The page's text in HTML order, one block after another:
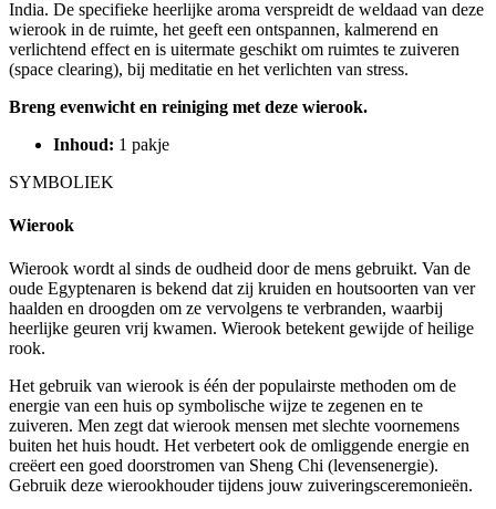
India. De specifieke heerlijke aroma verspreidt de weldaad van deze
wierook in de ruimte, het geeft een ontspannen, kalmerend en
verlichtend effect en is uitermate geschikt om ruimtes te zuiveren
(space clearing), bij meditatie en het verlichten van stress.
Breng evenwicht en reiniging met deze wierook.
Inhoud: 1 pakje
SYMBOLIEK
Wierook
Wierook wordt al sinds de oudheid door de mens gebruikt. Van de
oude Egyptenaren is bekend dat zij kruiden en houtsoorten van ver
haalden en droogden om ze vervolgens te verbranden, waarbij
heerlijke geuren vrij kwamen. Wierook betekent gewijde of heilige
rook.
Het gebruik van wierook is één der populairste methoden om de
energie van een huis op symbolische wijze te zegenen en te
zuiveren. Men zegt dat wierook mensen met slechte voornemens
buiten het huis houdt. Het verbetert ook de omliggende energie en
creëert een goed doorstromen van Sheng Chi (levensenergie).
Gebruik deze wierookhouder tijdens jouw zuiveringsceremonieën.